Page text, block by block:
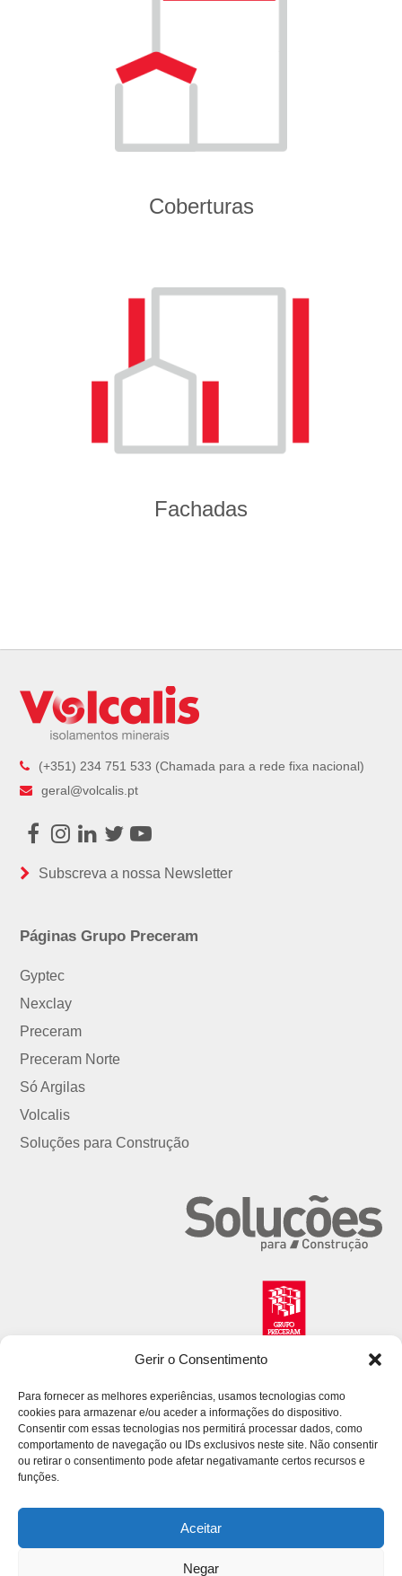
Gerir o Consentimento
Para fornecer as melhores experiências, usamos tecnologias como
cookies para armazenar e/ou aceder a informações do dispositivo.
Consentir com essas tecnologias nos permitirá processar dados, como
comportamento de navegação ou IDs exclusivos neste site. Não consentir
ou retirar o consentimento pode afetar negativamante certos recursos e
funções.
Aceitar
Negar
Coberturas
Fachadas
(+351) 234 751 533 (Chamada para a rede fixa nacional)
geral@volcalis.pt
Facebook
Instagram
LinkedIn
TwitterYoutube
Subscreva a nossa Newsletter
Páginas Grupo Preceram
Gyptec
Nexclay
Preceram
Preceram Norte
Só Argilas
Volcalis
Soluções para Construção
© 2026 Volcalis. All Rights Reserved.